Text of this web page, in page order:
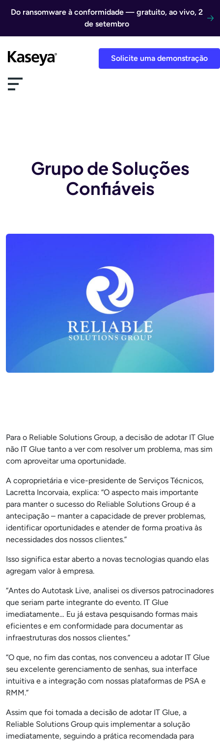
Do ransomware à conformidade — gratuito, ao vivo, 2
de setembro
Solicite uma demonstração
Grupo de Soluções
Confiáveis
Para o Reliable Solutions Group, a decisão de adotar IT Glue
não IT Glue tanto a ver com resolver um problema, mas sim
com aproveitar uma oportunidade.
A coproprietária e vice-presidente de Serviços Técnicos,
Lacretta Incorvaia, explica: “O aspecto mais importante
para manter o sucesso do Reliable Solutions Group é a
antecipação – manter a capacidade de prever problemas,
identificar oportunidades e atender de forma proativa às
necessidades dos nossos clientes.”
Isso significa estar aberto a novas tecnologias quando elas
agregam valor à empresa.
“Antes do Autotask Live, analisei os diversos patrocinadores
que seriam parte integrante do evento. IT Glue
imediatamente… Eu já estava pesquisando formas mais
eficientes e em conformidade para documentar as
infraestruturas dos nossos clientes.”
“O que, no fim das contas, nos convenceu a adotar IT Glue
seu excelente gerenciamento de senhas, sua interface
intuitiva e a integração com nossas plataformas de PSA e
RMM.”
Assim que foi tomada a decisão de adotar IT Glue, a
Reliable Solutions Group quis implementar a solução
imediatamente, seguindo a prática recomendada para